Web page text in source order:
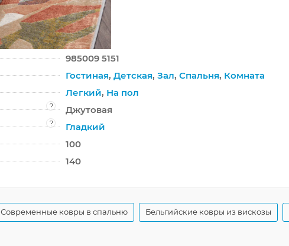
6,25 мм
1625 г/м²
Mayumi
985009 5151
Гостиная, Детская, Зал, Спальня, Комната
Легкий, На пол
?
Джутовая
?
Гладкий
100
140
Современные ковры в спальню Бельгийские ковры из вискозы